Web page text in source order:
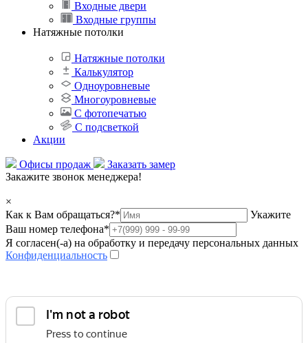
Входные двери
Входные группы
Натяжные потолки
Натяжные потолки
Калькулятор
Одноуровневые
Многоуровневые
С фотопечатью
С подсветкой
Акции
Офисы продаж
Заказать замер
Закажите звонок менеджера!
×
Как к Вам обращаться?*
Укажите
Ваш номер телефона*
Я согласен(-а) на обработку и передачу персональных данных
Конфиденциальность